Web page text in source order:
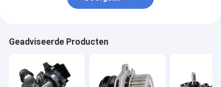
Geadviseerde Producten